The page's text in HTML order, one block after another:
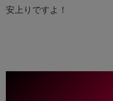
安上りですよ！